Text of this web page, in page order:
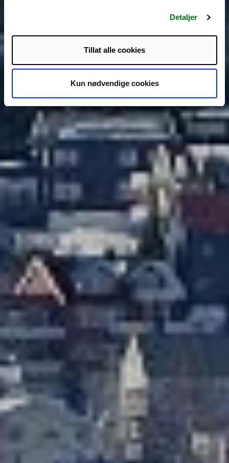
Detaljer
Tillat alle cookies
Kun nødvendige cookies